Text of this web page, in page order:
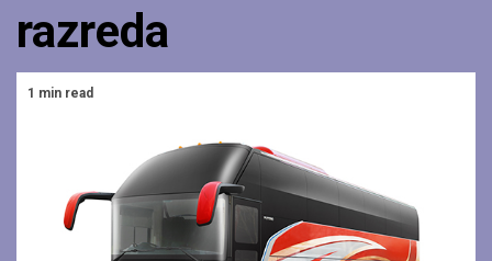
razreda
1 min read